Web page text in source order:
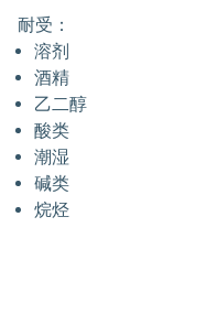
耐受：
溶剂
酒精
乙二醇
酸类
潮湿
碱类
烷烃